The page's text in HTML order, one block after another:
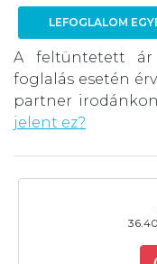
LEFOGLALOM
A feltüntetett ár
foglalás esetén
partner
jelent ez?